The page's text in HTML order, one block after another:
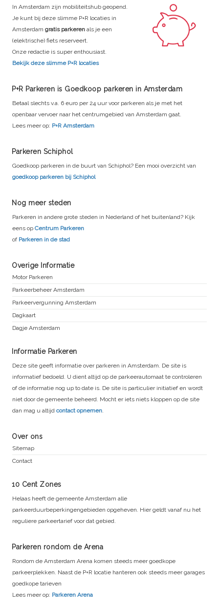
In Amsterdam zijn mobiliteitshub geopend.
Je kunt bij deze slimme P+R locaties in
Amsterdam gratis parkeren als je een
(elektrische) fiets reserveert.
Onze redactie is super enthousiast.
Bekijk deze slimme P+R locaties
P+R Parkeren is Goedkoop parkeren in Amsterdam
Betaal slechts v.a. 6 euro per 24 uur voor parkeren als je met het
openbaar vervoer naar het centrumgebied van Amsterdam gaat.
Lees meer op: P+R Amsterdam
Parkeren Schiphol
Goedkoop parkeren in de buurt van Schiphol? Een mooi overzicht van
goedkoop parkeren bij Schiphol
Nog meer steden
Parkeren in andere grote steden in Nederland of het buitenland? Kijk
eens op Centrum Parkeren
of Parkeren in de stad
Overige Informatie
Motor Parkeren
Parkeerbeheer Amsterdam
Parkeervergunning Amsterdam
Dagkaart
Dagje Amsterdam
Informatie Parkeren
Deze site geeft informatie over parkeren in Amsterdam. De site is
informatief bedoeld. U dient altijd op de parkeerautomaat te controleren
of de informatie nog up to date is. De site is particulier initiatief en wordt
niet door de gemeente beheerd. Mocht er iets niets kloppen op de site
dan mag u altijd contact opnemen.
Over ons
Sitemap
Contact
10 Cent Zones
Helaas heeft de gemeente Amsterdam alle
parkeerduurbeperkingengebieden opgeheven. Hier geldt vanaf nu het
reguliere parkeertarief voor dat gebied.
Parkeren rondom de Arena
Rondom de Amsterdam Arena komen steeds meer goedkope
parkeerplekken. Naast de P+R locatie hanteren ook steeds meer garages
goedkope tarieven
Lees meer op: Parkeren Arena